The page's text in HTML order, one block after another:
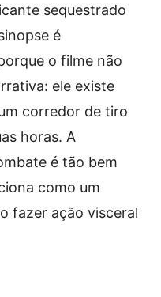
sequestrado
é
o filme não
ele existe
corredor de tiro
horas. A
é tão bem
como um
fazer ação visceral